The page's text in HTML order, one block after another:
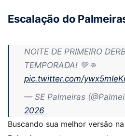
Escalação do
NOITE DE PRIMEIRO
TEMPORADA! 💚👊
pic.twitter.com/
— SE Palmeiras
2026
Buscando sua melhor versão